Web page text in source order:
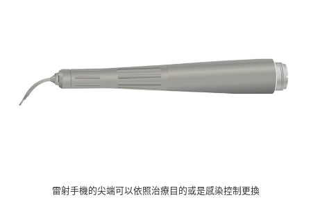
雷射手機的尖端可以依照治療目的或是感染控制更換